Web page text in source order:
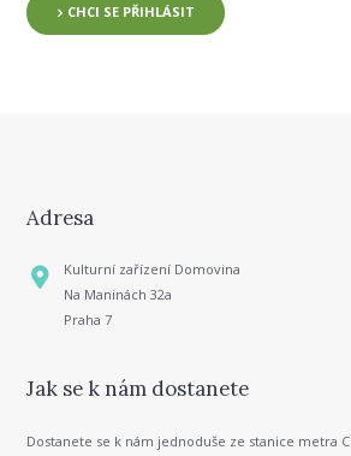
CHCI SE PŘIHLÁSIT
Adresa
Kulturní zařízení Domovina
Na Maninách 32a
Praha 7
Jak se k nám dostanete
Dostanete se k nám jednoduše ze stanice metra